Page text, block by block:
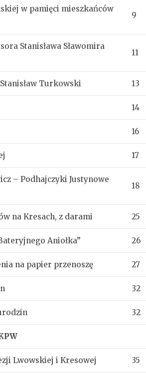
w pamięci mieszkańców
9
Stanisława Sławomira
11
Turkowski 13
14
16
17
– Podhajczyki Justynowe
18
na Kresach, z darami 25
Aniołka” 26
na papier przenoszę 27
32
32
Lwowskiej i Kresowej 35